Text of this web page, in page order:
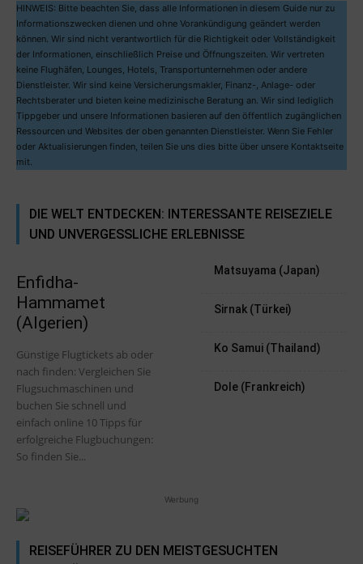
HINWEIS: Bitte beachten Sie, dass alle Informationen in diesem Guide nur zu
Informationszwecken dienen und ohne Vorankündigung geändert werden
können. Wir sind nicht verantwortlich für die Richtigkeit oder Vollständigkeit
der Informationen, einschließlich Preise und Öffnungszeiten. Wir vertreten
keine Flughäfen, Lounges, Hotels, Transportunternehmen oder andere
Dienstleister. Wir sind keine Versicherungsmakler, Finanz-, Anlage- oder
Rechtsberater und bieten keine medizinische Beratung an. Wir sind lediglich
Tippgeber und unsere Informationen basieren auf den öffentlich zugänglichen
Ressourcen und Websites der oben genannten Dienstleister. Wenn Sie Fehler
oder Aktualisierungen finden, teilen Sie uns dies bitte über unsere Kontaktseite
mit.
DIE WELT ENTDECKEN: INTERESSANTE REISEZIELE
UND UNVERGESSLICHE ERLEBNISSE
Enfidha-
Hammamet
(Algerien)
Günstige Flugtickets ab oder
nach finden: Vergleichen Sie
Flugsuchmaschinen und
buchen Sie schnell und
einfach online 10 Tipps für
erfolgreiche Flugbuchungen:
So finden Sie...
Matsuyama (Japan)
Sirnak (Türkei)
Ko Samui (Thailand)
Dole (Frankreich)
Werbung
REISEFÜHRER ZU DEN MEISTGESUCHTEN